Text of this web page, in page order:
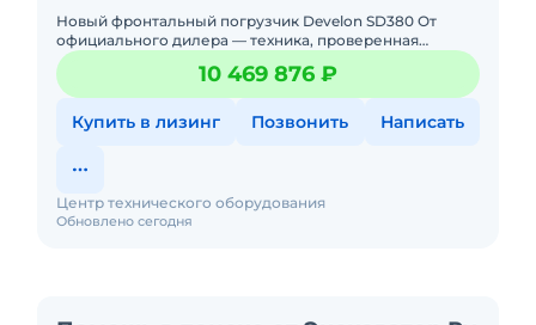
Новый фронтальный погрузчик Develon SD380 От
официального дилера — техника, проверенная
временем, с гарантиями и полным обслуживанием!
Производство: Южная10 469 876 ₽
Купить в лизинг Позвонить Написать
Обновлено сегодня
Центр технического оборудования